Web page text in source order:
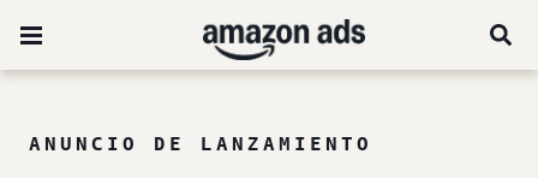
ANUNCIO DE LANZAMIENTO